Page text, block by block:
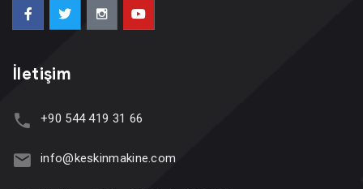
İletişim
+90 544 419 31 66
info@keskinmakine.com